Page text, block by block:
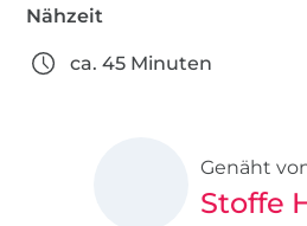
Nähzeit
ca. 45 Minuten
Genäht
Stoffe